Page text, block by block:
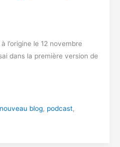
l’origine le 12 novembre
dans la première version de
nouveau blog, podcast,